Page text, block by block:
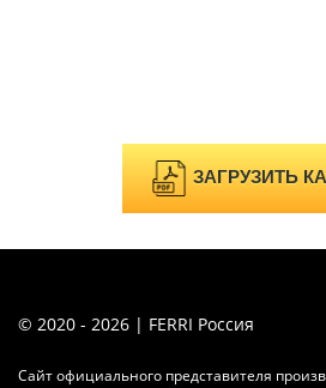
ЗАГРУЗИТЬ
© 2020 - 2026 | FERRI Россия
Сайт официального представителя